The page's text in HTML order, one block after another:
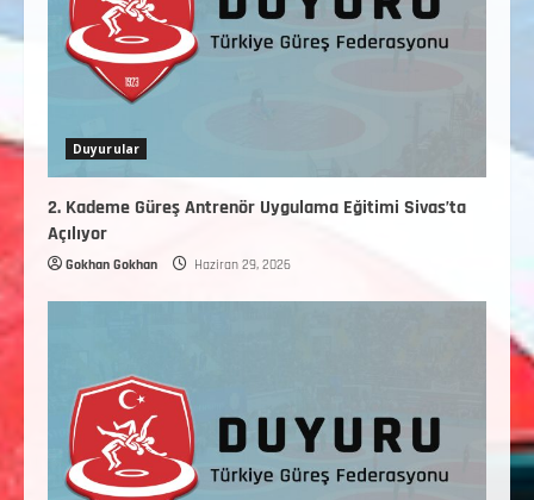
Duyurular
2. Kademe Güreş Antrenör Uygulama Eğitimi Sivas’ta
Açılıyor
Gokhan Gokhan Haziran 29, 2026